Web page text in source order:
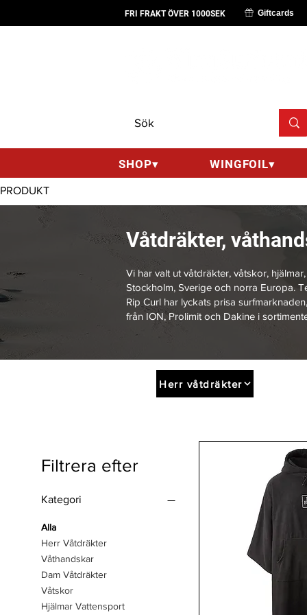
FRI FRAKT ÖVER 1000SEK Giftcards
SHOP▾ WINGFOIL▾
Våtdräkter,
Vi har valt ut våtdräkter, våtskor,
Stockholm, Sverige och norra Europa.
Rip Curl har lyckats prisa
från ION, Prolimit och Dakine i
Herr våtdräkter
Filtrera efter
Kategori
Alla
Herr Våtdräkter
Våthandskar
Dam Våtdräkter
Våtskor
Hjälmar Vattensport